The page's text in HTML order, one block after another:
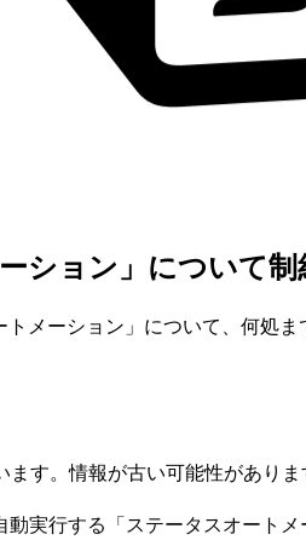
ション」について
メーション」について、何処
す。情報が古い可能性がありま
実行する「ステータスオート